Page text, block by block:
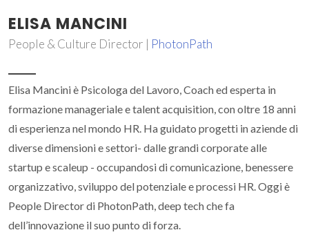
ELISA MANCINI
People & Culture Director | PhotonPath
Elisa Mancini è Psicologa del Lavoro, Coach ed esperta in
formazione manageriale e talent acquisition, con oltre 18 anni
di esperienza nel mondo HR. Ha guidato progetti in aziende di
diverse dimensioni e settori- dalle grandi corporate alle
startup e scaleup - occupandosi di comunicazione, benessere
organizzativo, sviluppo del potenziale e processi HR. Oggi è
People Director di PhotonPath, deep tech che fa
dell’innovazione il suo punto di forza.